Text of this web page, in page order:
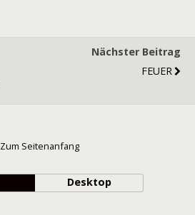
Nächster Beitrag
FEUER
Zum Seitenanfang
Desktop